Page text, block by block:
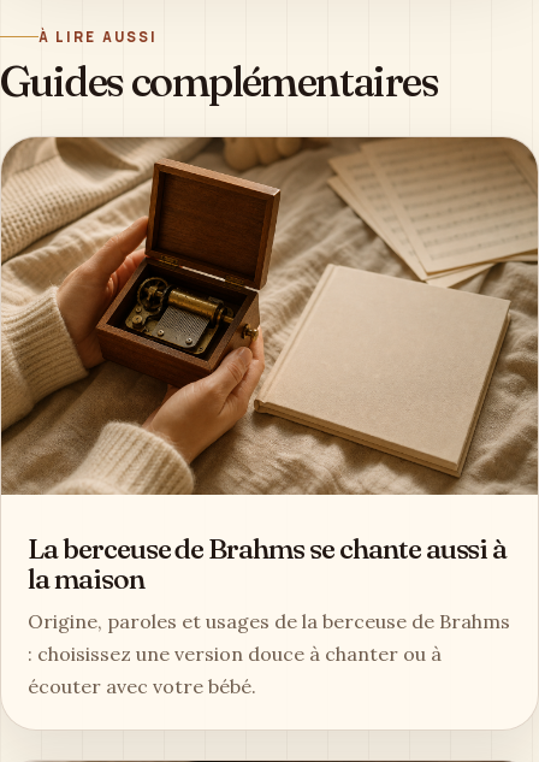
À LIRE AUSSI
Guides complémentaires
La berceuse de Brahms se chante aussi à
la maison
Origine, paroles et usages de la berceuse de Brahms
: choisissez une version douce à chanter ou à
écouter avec votre bébé.